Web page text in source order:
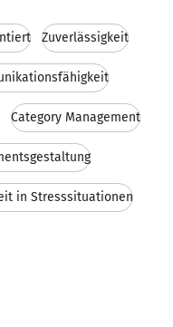
Zuverlässigkeit
Category Management
in Stresssituationen